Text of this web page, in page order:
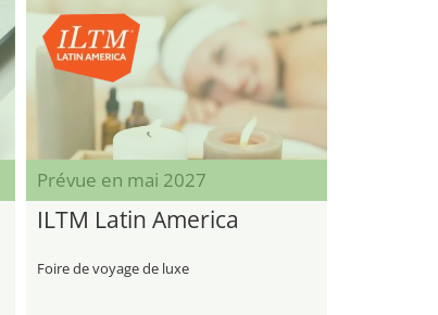
Prévue en mai 2027
ILTM Latin America
Foire de voyage de luxe